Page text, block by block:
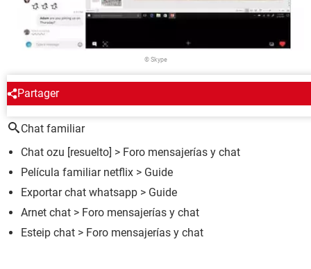
© Skype
Partager
ALREDEDOR DEL MISMO TEMA
Chat familiar
Chat ozu [resuelto] > Foro mensajerías y chat
Película familiar netflix > Guide
Exportar chat whatsapp > Guide
Arnet chat > Foro mensajerías y chat
Esteip chat > Foro mensajerías y chat